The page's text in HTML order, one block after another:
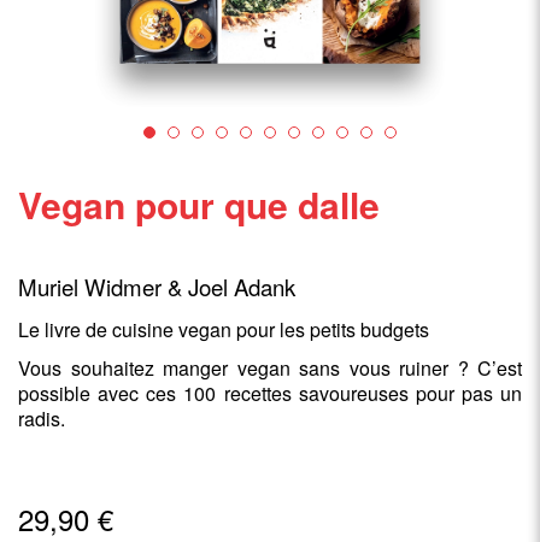
Vegan pour que dalle
Muriel Widmer & Joel Adank
Le livre de cuisine vegan pour les petits budgets
Vous souhaitez manger vegan sans vous ruiner ? C’est
possible avec ces 100 recettes savoureuses pour pas un
radis.
29,90 €